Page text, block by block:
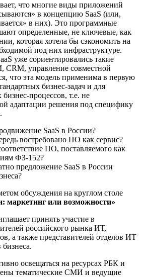
что многие виды приложений
в концепцию SaaS (или,
в них). Это программные
определенные, не ключевые, как
которая хотела бы сэкономить на
под них инфраструктуре.
уже сориентировались такие
CRM, управление совместной
что эта модель применима в первую
бизнес-задач и для
процессов, т.е. не
адаптации решения под специфику
SaaS в России?
востребовано ПО как сервис?
ПО, поставляемого как
ФЗ-152?
предложение SaaS в России
обсуждения на круглом столе
маркетинг или возможности»
принять участие в
российского рынка ИТ,
а также представителей отделов ИТ
освещаться на ресурсах РБК и
тематические СМИ и ведущие